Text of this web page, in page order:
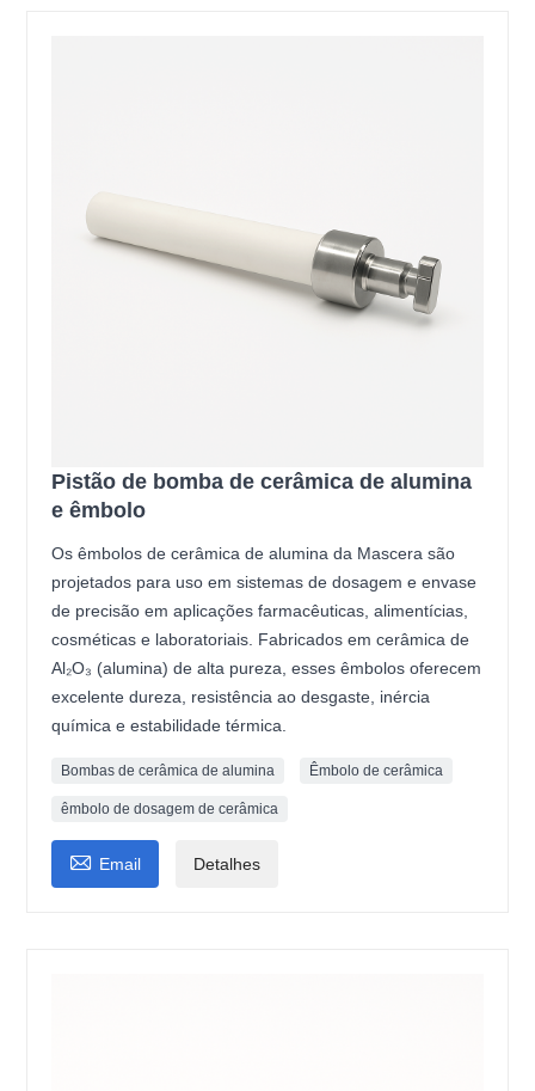
Pistão de bomba de cerâmica de alumina
e êmbolo
Os êmbolos de cerâmica de alumina da Mascera são
projetados para uso em sistemas de dosagem e envase
de precisão em aplicações farmacêuticas, alimentícias,
cosméticas e laboratoriais. Fabricados em cerâmica de
Al₂O₃ (alumina) de alta pureza, esses êmbolos oferecem
excelente dureza, resistência ao desgaste, inércia
química e estabilidade térmica.
Bombas de cerâmica de alumina Êmbolo de cerâmica
êmbolo de dosagem de cerâmica
 Email Detalhes